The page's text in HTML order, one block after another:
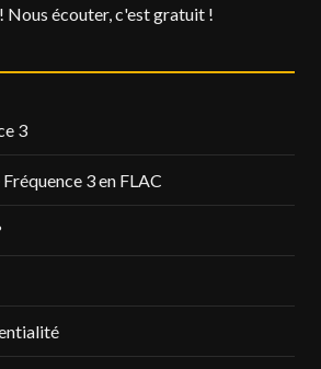
Nous écouter, c'est gratuit !
3
3 en FLAC